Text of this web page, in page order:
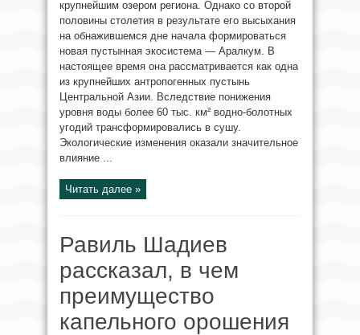
крупнейшим озером региона. Однако со второй
половины столетия в результате его высыхания
на обнажившемся дне начала формироваться
новая пустынная экосистема — Аралкум. В
настоящее время она рассматривается как одна
из крупнейших антропогенных пустынь
Центральной Азии. Вследствие понижения
уровня воды более 60 тыс. км² водно-болотных
угодий трансформировались в сушу.
Экологические изменения оказали значительное
влияние ...
Читать далее »
Равиль Шадиев
рассказал, в чем
преимущество
капельного орошения